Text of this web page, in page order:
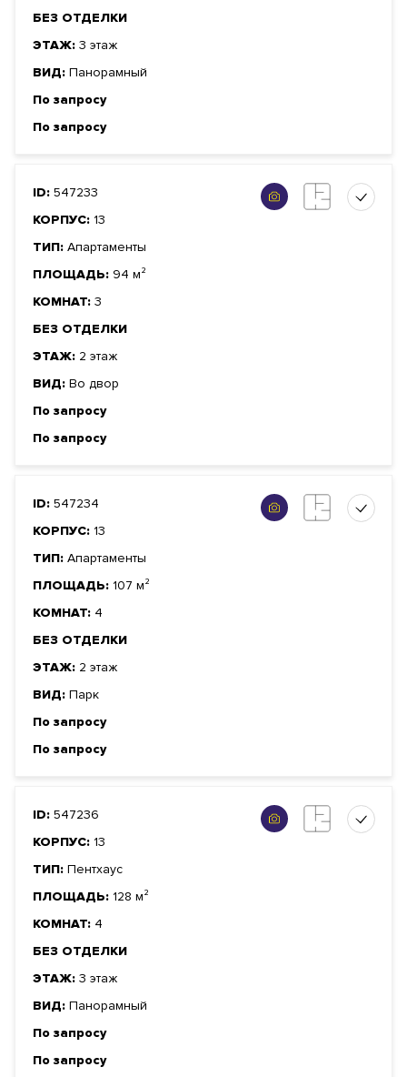
БЕЗ ОТДЕЛКИ
ЭТАЖ: 3 этаж
ВИД: Панорамный
По запросу
По запросу
ID: 547233
КОРПУС: 13
ТИП: Апартаменты
ПЛОЩАДЬ: 94 м²
КОМНАТ: 3
БЕЗ ОТДЕЛКИ
ЭТАЖ: 2 этаж
ВИД: Во двор
По запросу
По запросу
ID: 547234
КОРПУС: 13
ТИП: Апартаменты
ПЛОЩАДЬ: 107 м²
КОМНАТ: 4
БЕЗ ОТДЕЛКИ
ЭТАЖ: 2 этаж
ВИД: Парк
По запросу
По запросу
ID: 547236
КОРПУС: 13
ТИП: Пентхаус
ПЛОЩАДЬ: 128 м²
КОМНАТ: 4
БЕЗ ОТДЕЛКИ
ЭТАЖ: 3 этаж
ВИД: Панорамный
По запросу
По запросу